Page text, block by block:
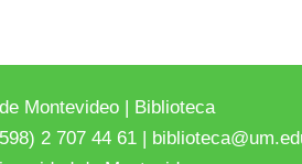
Montevideo | Biblioteca
2 707 44 61 |